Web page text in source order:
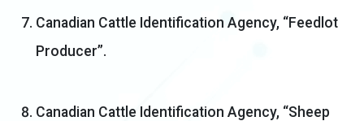
Canadian Cattle Identification Agency, “Feedlot
Producer”.
Canadian Cattle Identification Agency, “Sheep